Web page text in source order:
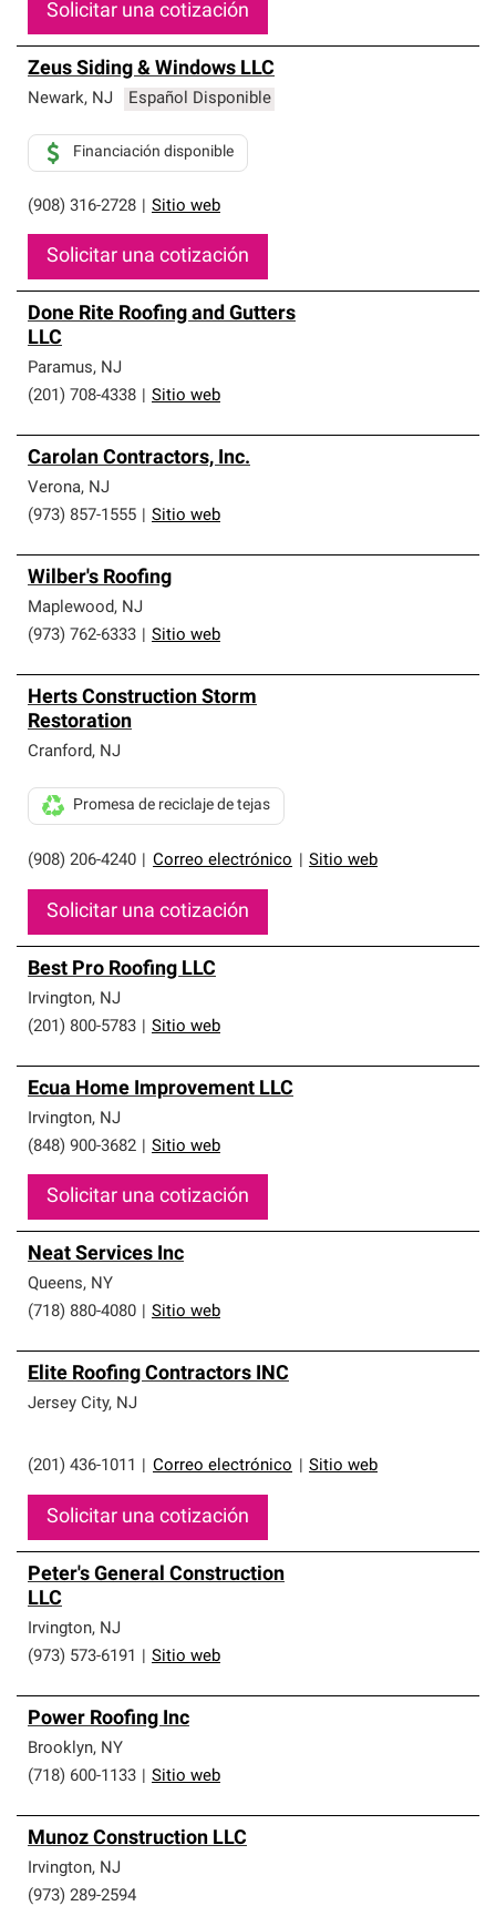
Solicitar una cotización
Zeus Siding & Windows LLC
Newark, NJ Español Disponible
(908) 316-2728 Sitio web
Financiación disponible
Solicitar una cotización
Done Rite Roofing and Gutters
LLC
Paramus, NJ
(201) 708-4338
Sitio web
Carolan Contractors, Inc.
Verona, NJ
(973) 857-1555
Sitio web
Wilber's Roofing
Maplewood, NJ
(973) 762-6333
Sitio web
Herts Construction Storm
Restoration
Cranford, NJ
(908) 206-4240 Correo electrónico Sitio web
Promesa de reciclaje de tejas
Solicitar una cotización
Best Pro Roofing LLC
Irvington, NJ
(201) 800-5783
Sitio web
Ecua Home Improvement LLC
Irvington, NJ
(848) 900-3682
Sitio web
Solicitar una cotización
Neat Services Inc
Queens, NY
(718) 880-4080
Sitio web
Elite Roofing Contractors INC
Jersey City, NJ
(201) 436-1011 Correo electrónico Sitio web
Solicitar una cotización
Peter's General Construction
LLC
Irvington, NJ
(973) 573-6191
Sitio web
Power Roofing Inc
Brooklyn, NY
(718) 600-1133
Sitio web
Munoz Construction LLC
Irvington, NJ
(973) 289-2594